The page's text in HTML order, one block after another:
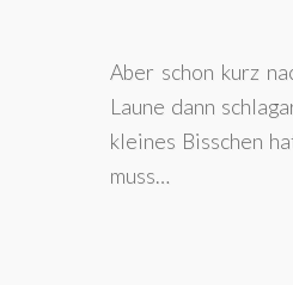
Aber schon kurz
Laune dann
kleines Bisschen
muss…